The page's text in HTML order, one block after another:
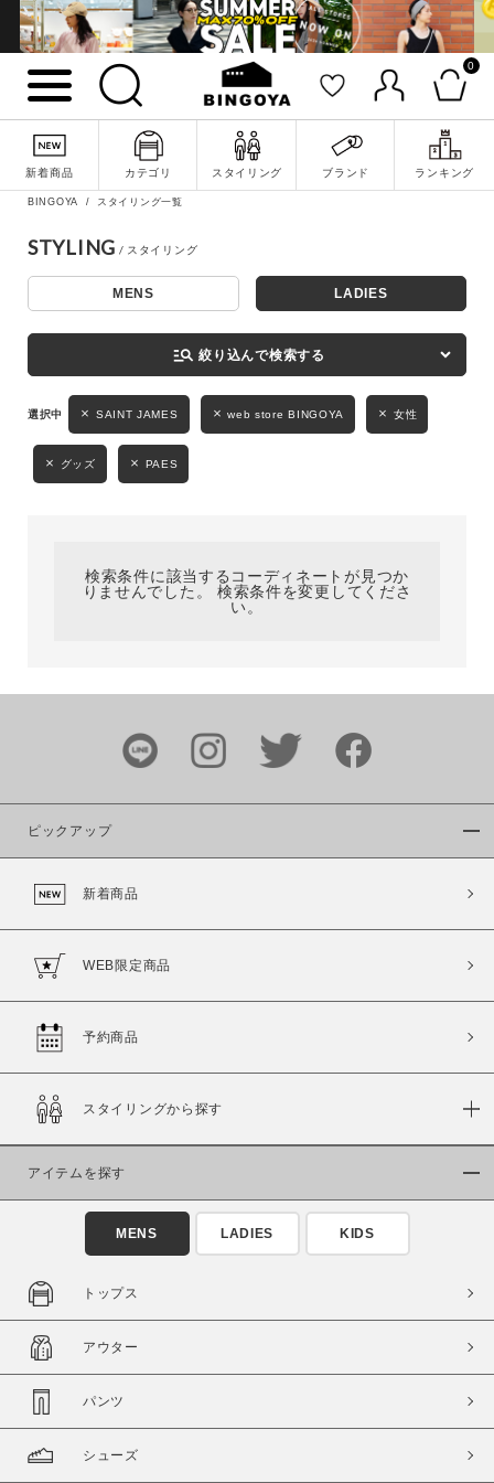
0
新着商品 カテゴリ スタイリング ブランド ランキング
詳細検索
キーワード
性別
MENS LADIES KIDS
ブランド
カラー
商品タイプ
通常商品
セール価格 WEB限定
在庫
在庫あり
BINGOYA スタイリング一覧
STYLING
MENS LADIES
manage_search 絞り込んで検索する
SAINT JAMES web store BINGOYA 女性
グッズ PAES
検索条件に該当するコーディネートが見つか
りませんでした。 検索条件を変更してくださ
い。
ピックアップ
新着商品
WEB限定商品
予約商品
スタイリングから探す
アイテムを探す
MENS LADIES KIDS
トップス
アウター
パンツ
シューズ